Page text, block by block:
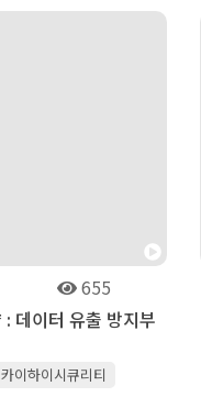
655
이하이시큐리티